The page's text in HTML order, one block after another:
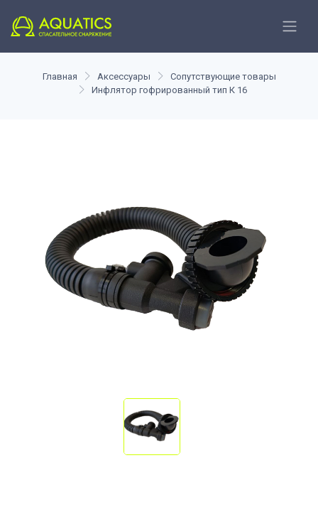
Главная Аксессуары
Сопутствующие товары
Инфлятор гофрированный тип К 16